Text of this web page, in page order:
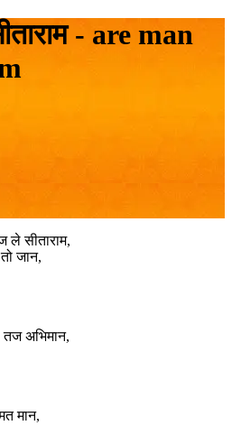
- are man
ले सीताराम,
जान,
अभिमान,
मान,